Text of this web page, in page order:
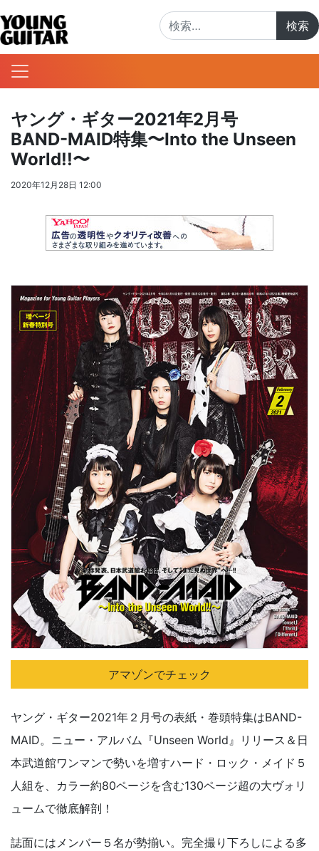
ヤング・ギター2021年2月号
BAND-MAID特集〜Into the Unseen
World!!〜
2020年12月28日 12:00
アマゾンでチェック
ヤング・ギター2021年２月号の表紙・巻頭特集はBAND-
MAID。ニュー・アルバム『Unseen World』リリース＆日
本武道館ワンマンで勢いを増すハード・ロック・メイド５
人組を、カラー約80ページを含む130ページ超の大ヴォリ
ュームで徹底解剖！
誌面にはメンバー５名が勢揃い。完全撮り下ろしによる多